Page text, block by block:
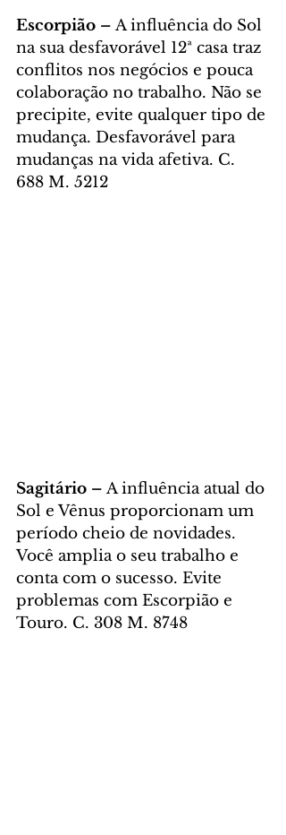
Escorpião – A influência do Sol
na sua desfavorável 12ª casa traz
conflitos nos negócios e pouca
colaboração no trabalho. Não se
precipite, evite qualquer tipo de
mudança. Desfavorável para
mudanças na vida afetiva. C.
688 M. 5212
Sagitário – A influência atual do
Sol e Vênus proporcionam um
período cheio de novidades.
Você amplia o seu trabalho e
conta com o sucesso. Evite
problemas com Escorpião e
Touro. C. 308 M. 8748